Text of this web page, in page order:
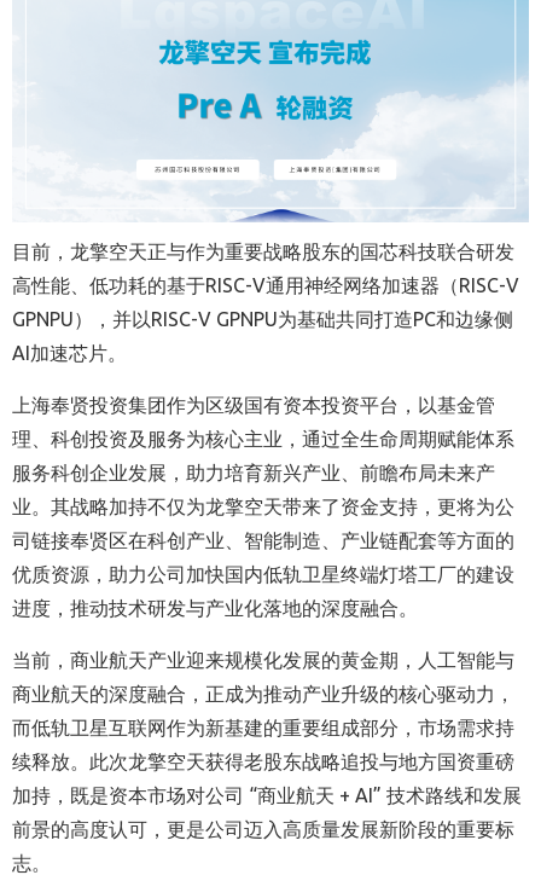
目前，龙擎空天正与作为重要战略股东的国芯科技联合研发
高性能、低功耗的基于RISC-V通用神经网络加速器（RISC-V
GPNPU），并以RISC-V GPNPU为基础共同打造PC和边缘侧
AI加速芯片。
上海奉贤投资集团作为区级国有资本投资平台，以基金管
理、科创投资及服务为核心主业，通过全生命周期赋能体系
服务科创企业发展，助力培育新兴产业、前瞻布局未来产
业。其战略加持不仅为龙擎空天带来了资金支持，更将为公
司链接奉贤区在科创产业、智能制造、产业链配套等方面的
优质资源，助力公司加快国内低轨卫星终端灯塔工厂的建设
进度，推动技术研发与产业化落地的深度融合。
当前，商业航天产业迎来规模化发展的黄金期，人工智能与
商业航天的深度融合，正成为推动产业升级的核心驱动力，
而低轨卫星互联网作为新基建的重要组成部分，市场需求持
续释放。此次龙擎空天获得老股东战略追投与地方国资重磅
加持，既是资本市场对公司 “商业航天 + AI” 技术路线和发展
前景的高度认可，更是公司迈入高质量发展新阶段的重要标
志。